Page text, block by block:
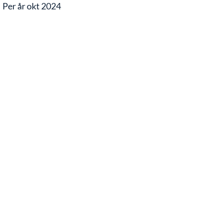
Per år okt 2024